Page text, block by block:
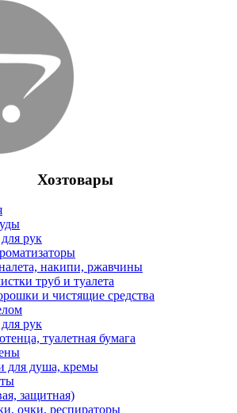
Хозтовары
рук
накипи, ржавчины
труб и туалета
и чистящие средства
рук
туалетная бумага
для душа, кремы
защитная)
очки, респираторы